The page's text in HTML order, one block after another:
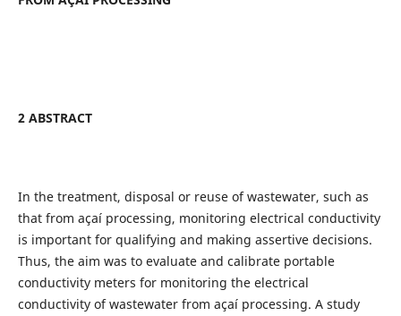
2 ABSTRACT
In the treatment, disposal or reuse of wastewater, such as
that from açaí processing, monitoring electrical conductivity
is important for qualifying and making assertive decisions.
Thus, the aim was to evaluate and calibrate portable
conductivity meters for monitoring the electrical
conductivity of wastewater from açaí processing. A study